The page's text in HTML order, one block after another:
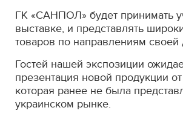
ГК «САНПОЛ» будет принимать
выставке, и представлять
товаров по направлениям своей
Гостей нашей экспозиции
презентация новой продукции
которая ранее не была
украинском рынке.